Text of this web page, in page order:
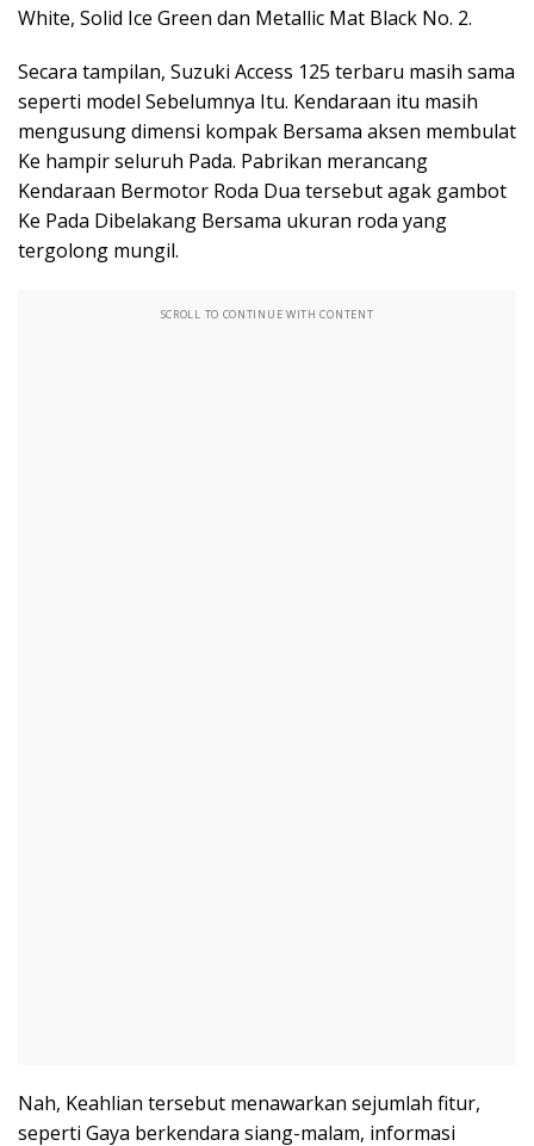
White, Solid Ice Green dan Metallic Mat Black No. 2.
Secara tampilan, Suzuki Access 125 terbaru masih sama
seperti model Sebelumnya Itu. Kendaraan itu masih
mengusung dimensi kompak Bersama aksen membulat
Ke hampir seluruh Pada. Pabrikan merancang
Kendaraan Bermotor Roda Dua tersebut agak gambot
Ke Pada Dibelakang Bersama ukuran roda yang
tergolong mungil.
SCROLL TO CONTINUE WITH CONTENT
Nah, Keahlian tersebut menawarkan sejumlah fitur,
seperti Gaya berkendara siang-malam, informasi